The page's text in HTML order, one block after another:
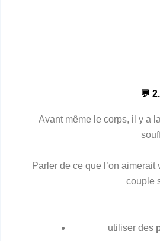
💬
Avant même le corps, il y a la
Parler de ce que l’on
couple
utiliser des